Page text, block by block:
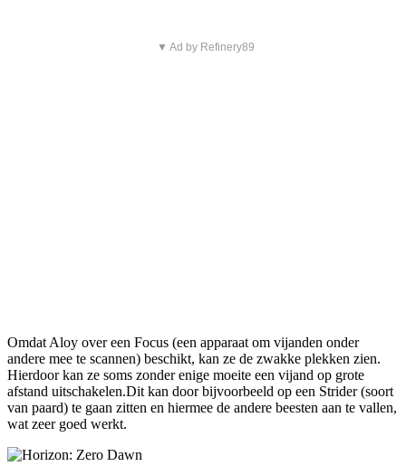
▼ Ad by Refinery89
Omdat Aloy over een Focus (een apparaat om vijanden onder
andere mee te scannen) beschikt, kan ze de zwakke plekken zien.
Hierdoor kan ze soms zonder enige moeite een vijand op grote
afstand uitschakelen.Dit kan door bijvoorbeeld op een Strider (soort
van paard) te gaan zitten en hiermee de andere beesten aan te vallen,
wat zeer goed werkt.